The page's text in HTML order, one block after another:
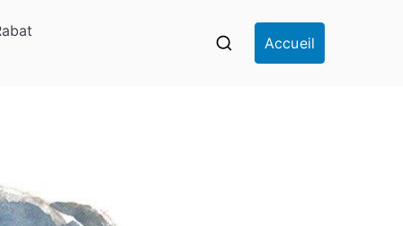
Accueil